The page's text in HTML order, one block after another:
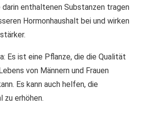
darin enthaltenen Substanzen tragen
Hormonhaushalt bei und wirken
Es ist eine Pflanze, die die Qualität
von Männern und Frauen
Es kann auch helfen, die
zu erhöhen.